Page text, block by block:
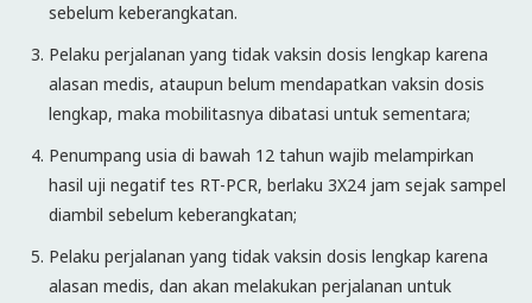
sebelum keberangkatan.
Pelaku perjalanan yang tidak vaksin dosis lengkap karena
alasan medis, ataupun belum mendapatkan vaksin dosis
lengkap, maka mobilitasnya dibatasi untuk sementara;
Penumpang usia di bawah 12 tahun wajib melampirkan
hasil uji negatif tes RT-PCR, berlaku 3X24 jam sejak sampel
diambil sebelum keberangkatan;
Pelaku perjalanan yang tidak vaksin dosis lengkap karena
alasan medis, dan akan melakukan perjalanan untuk